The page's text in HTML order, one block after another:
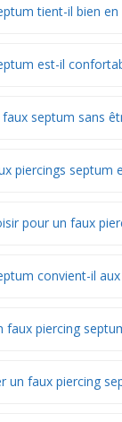
tient-il bien en
est-il
septum sans
piercings septum
pour un faux
convient-il
faux piercing
un faux piercing